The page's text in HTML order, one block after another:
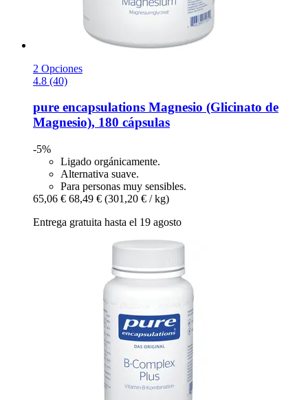
2 Opciones
4.8 (40)
pure encapsulations Magnesio (Glicinato de
Magnesio), 180 cápsulas
-5%
Ligado orgánicamente.
Alternativa suave.
Para personas muy sensibles.
65,06 € 68,49 € (301,20 € / kg)
Entrega gratuita hasta el 19 agosto